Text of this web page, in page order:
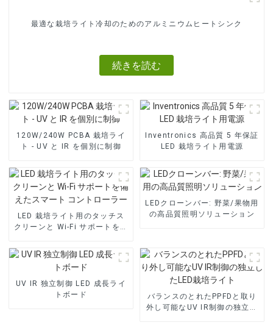
最適な栽培ライト冷却のためのアルミニウムヒートシンク
続きを読む
120W/240W PCBA 栽培ライ
ト - UV と IR を個別に制御
Inventronics 高品質 5 年保証
LED 栽培ライト用電源
LED 栽培ライト用のタッチス
クリーンと Wi-Fi サポートを備
LEDクローンバー: 野菜/果物用
の高品質照明ソリューション
UV IR 独立制御 LED 成長ライ
トボード
バランスのとれたPPFDと取り
外し可能なUV IR制御の独立し